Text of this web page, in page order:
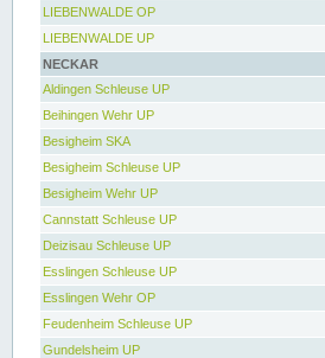
LIEBENWALDE OP
LIEBENWALDE UP
NECKAR
Aldingen Schleuse UP
Beihingen Wehr UP
Besigheim SKA
Besigheim Schleuse UP
Besigheim Wehr UP
Cannstatt Schleuse UP
Deizisau Schleuse UP
Esslingen Schleuse UP
Esslingen Wehr OP
Feudenheim Schleuse UP
Gundelsheim UP